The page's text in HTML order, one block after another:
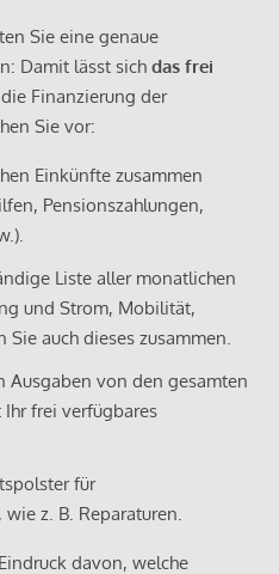
Sie eine genaue
Damit lässt sich das frei
Finanzierung der
Sie vor:
Einkünfte zusammen
Pensionszahlungen,
Liste aller monatlichen
und Strom, Mobilität,
auch dieses zusammen.
Ausgaben von den gesamten
frei verfügbares
für
z. B. Reparaturen.
davon, welche